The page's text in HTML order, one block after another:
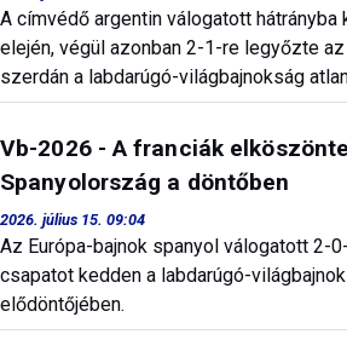
A címvédő argentin válogatott
elején, végül azonban 2-1-re legyőzte
szerdán a labdarúgó-világbajnokság
Vb-2026 - A franciák
Spanyolország a döntőben
2026. július 15. 09:04
Az Európa-bajnok spanyol válogatott 2-
csapatot kedden a labdarúgó-
elődöntőjében.